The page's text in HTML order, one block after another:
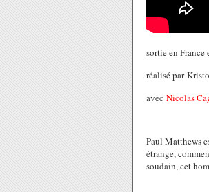
sortie en France
réalisé par
avec Nicolas
Paul Matthews
étrange,
soudain, cet